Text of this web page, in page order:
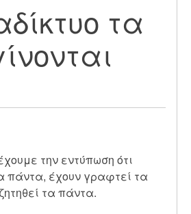
τα
την εντύπωση ότι
πάντα, έχουν γραφτεί τα
τα πάντα.